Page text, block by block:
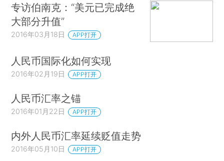
专访伯南克：“美元已完成绝
大部分升值”
2016年03月18日 APP打开
人民币国际化如何实现
2016年02月19日 APP打开
人民币汇率之锚
2016年01月22日 APP打开
内外人民币汇率延续贬值走势
2016年05月10日 APP打开